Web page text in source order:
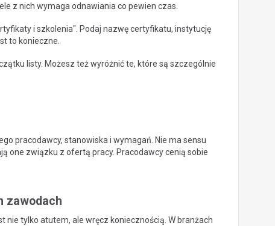
z nich wymaga odnawiania co pewien czas.
i szkolenia". Podaj nazwę certyfikatu, instytucję
to konieczne.
listy. Możesz też wyróżnić te, które są szczególnie
pracodawcy, stanowiska i wymagań. Nie ma sensu
one związku z ofertą pracy. Pracodawcy cenią sobie
zawodach
tylko atutem, ale wręcz koniecznością. W branżach